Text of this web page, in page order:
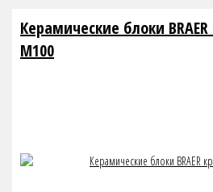
Керамические блоки
М100